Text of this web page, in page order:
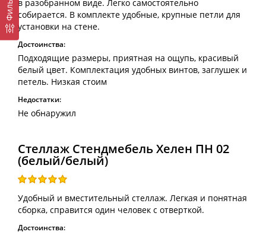
в разобранном виде. Легко самостоятельно
собирается. В комплекте удобные, крупные петли для
установки на стене.
Достоинства:
Подходящие размеры, приятная на ощупь, красивый
белый цвет. Комплектация удобных винтов, заглушек и
петель. Низкая стоим
Недостатки:
Не обнаружил
Стеллаж Стендмебель Хелен ПН 02
(белый/белый)
Удобный и вместительный стеллаж. Легкая и понятная
сборка, справится один человек с отверткой.
Достоинства: